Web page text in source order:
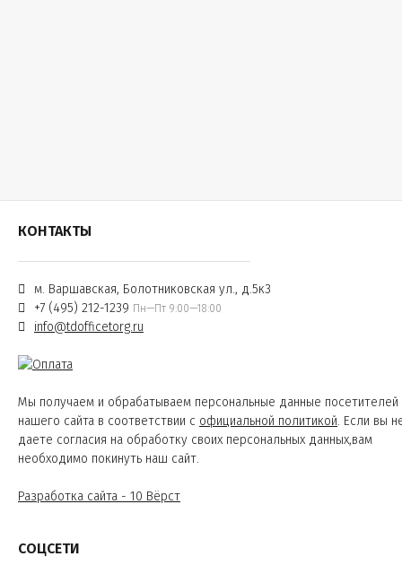
КОНТАКТЫ
м. Варшавская, Болотниковская ул., д.5к3
+7 (495) 212-1239 Пн—Пт 9:00—18:00
info@tdofficetorg.ru
Мы получаем и обрабатываем персональные данные посетителей
нашего сайта в соответствии с официальной политикой. Если вы
даете согласия на обработку своих персональных данных,вам
необходимо покинуть наш сайт.
Разработка сайта - 10 Вёрст
СОЦСЕТИ